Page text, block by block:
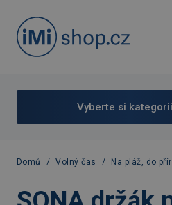
Vyberte si kategorii
Domů / Volný čas / Na pláž, do